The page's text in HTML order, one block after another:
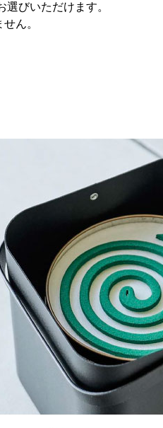
びいただけます。
ん。